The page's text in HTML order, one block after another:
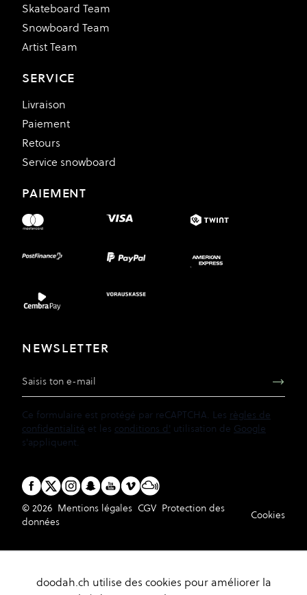
Skateboard Team
Snowboard Team
Artist Team
SERVICE
Livraison
Paiement
Retours
Service snowboard
PAIEMENT
NEWSLETTER
Adresse e-mail
Ce formulaire est protégé par reCAPTCHA. Les règles de
confidentialité et les conditions d' utilisation de Google
s'appliquent.
© 2026 Mentions légales CGV Protection des
données
Cookies
doodah.ch utilise des cookies pour améliorer la